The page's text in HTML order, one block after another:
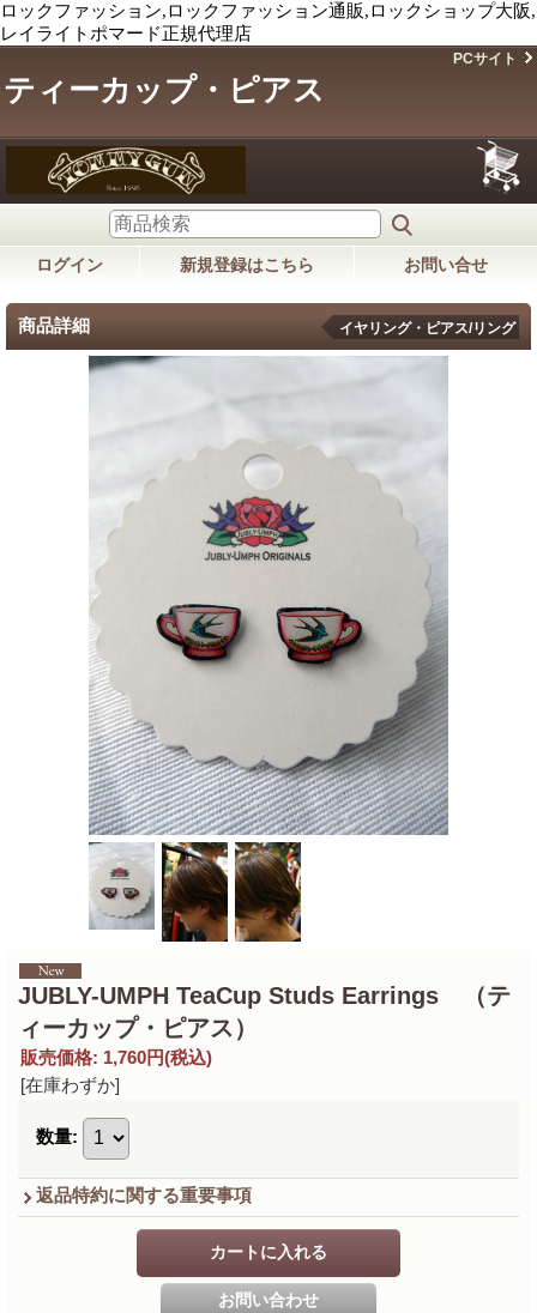
ロックファッション,ロックファッション通販,ロックショップ大阪,
レイライトポマード正規代理店
ティーカップ・ピアス
PCサイト
ログイン 新規登録はこちら お問い合せ
商品詳細 イヤリング・ピアス/リング
JUBLY-UMPH TeaCup Studs Earrings （テ
ィーカップ・ピアス）
販売価格: 1,760円(税込)
[在庫わずか]
数量:
返品特約に関する重要事項